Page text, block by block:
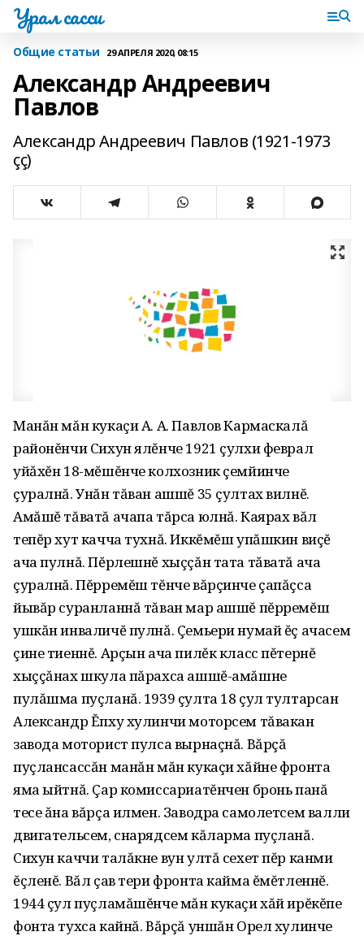
Урал сасси
Общие статьи 29 АПРЕЛЯ 2020, 08:15
Александр Андреевич
Павлов
Александр Андреевич Павлов (1921-1973
çç)
Манăн мăн кукаçи А. А. Павлов Кармаскалă
районĕнчи Сихун ялĕнче 1921 çулхи феврал
уйăхĕн 18-мĕшĕнче колхозник çемйинче
çуралнă. Унăн тăван ашшĕ 35 çултах вилнĕ.
Амăшĕ тăватă ачапа тăрса юлнă. Каярах вăл
тепĕр хут качча тухнă. Иккĕмĕш упăшкин виçĕ
ача пулнă. Пĕрлешнĕ хыççăн тата тăватă ача
çуралнă. Пĕрремĕш тĕнче вăрçинче çапăçса
йывăр суранланнă тăван мар ашшĕ пĕрремĕш
ушкăн инваличĕ пулнă. Çемьери нумай ĕç ачасем
çине тиеннĕ. Арçын ача пилĕк класс пĕтернĕ
хыççăнах шкула пăрахса ашшĕ-амăшне
пулăшма пуçланă. 1939 çулта 18 çул тултарсан
Александр Ĕпху хулинчи моторсем тăвакан
завода моторист пулса вырнаçнă. Вăрçă
пуçлансассăн манăн мăн кукаçи хăйне фронта
яма ыйтнă. Çар комиссариатĕнчен бронь панă
тесе ăна вăрçа илмен. Заводра самолетсем валли
двигательсем, снарядсем кăларма пуçланă.
Сихун каччи талăкне вун ултă сехет пĕр канми
ĕçленĕ. Вăл çав тери фронта кайма ĕмĕтленнĕ.
1944 çул пуçламăшĕнче мăн кукаçи хăй ирĕкĕпе
фонта тухса кайнă. Вăрçă уншăн Орел хулинче